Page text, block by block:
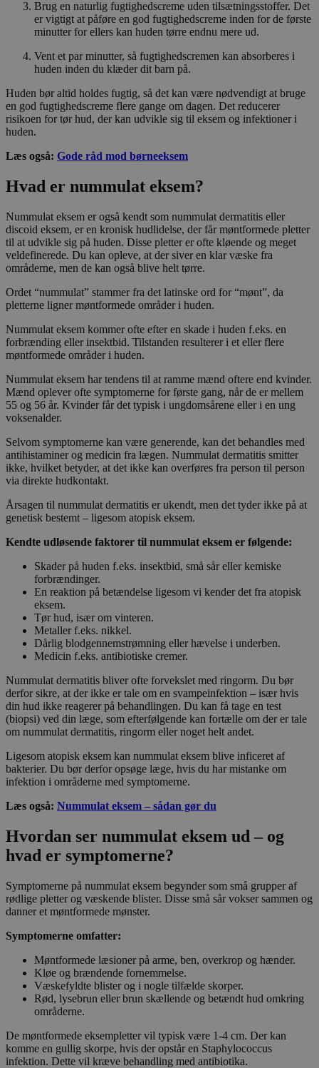
Brug en naturlig fugtighedscreme uden tilsætningsstoffer. Det
er vigtigt at påføre en god fugtighedscreme inden for de første
minutter for ellers kan huden tørre endnu mere ud.
Vent et par minutter, så fugtighedscremen kan absorberes i
huden inden du klæder dit barn på.
Huden bør altid holdes fugtig, så det kan være nødvendigt at bruge
en god fugtighedscreme flere gange om dagen. Det reducerer
risikoen for tør hud, der kan udvikle sig til eksem og infektioner i
huden.
Læs også: Gode råd mod børneeksem
Hvad er nummulat eksem?
Nummulat eksem er også kendt som nummulat dermatitis eller
discoid eksem, er en kronisk hudlidelse, der får møntformede pletter
til at udvikle sig på huden. Disse pletter er ofte kløende og meget
veldefinerede. Du kan opleve, at der siver en klar væske fra
områderne, men de kan også blive helt tørre.
Ordet “nummulat” stammer fra det latinske ord for “mønt”, da
pletterne ligner møntformede områder i huden.
Nummulat eksem kommer ofte efter en skade i huden f.eks. en
forbrænding eller insektbid. Tilstanden resulterer i et eller flere
møntformede områder i huden.
Nummulat eksem har tendens til at ramme mænd oftere end kvinder.
Mænd oplever ofte symptomerne for første gang, når de er mellem
55 og 56 år. Kvinder får det typisk i ungdomsårene eller i en ung
voksenalder.
Selvom symptomerne kan være generende, kan det behandles med
antihistaminer og medicin fra lægen. Nummulat dermatitis smitter
ikke, hvilket betyder, at det ikke kan overføres fra person til person
via direkte hudkontakt.
Årsagen til nummulat dermatitis er ukendt, men det tyder ikke på at
genetisk bestemt – ligesom atopisk eksem.
Kendte udløsende faktorer til nummulat eksem er følgende:
Skader på huden f.eks. insektbid, små sår eller kemiske
forbrændinger.
En reaktion på betændelse ligesom vi kender det fra atopisk
eksem.
Tør hud, især om vinteren.
Metaller f.eks. nikkel.
Dårlig blodgennemstrømning eller hævelse i underben.
Medicin f.eks. antibiotiske cremer.
Nummulat dermatitis bliver ofte forvekslet med ringorm. Du bør
derfor sikre, at der ikke er tale om en svampeinfektion – især hvis
din hud ikke reagerer på behandlingen. Du kan få tage en test
(biopsi) ved din læge, som efterfølgende kan fortælle om der er tale
om nummulat dermatitis, ringorm eller noget helt andet.
Ligesom atopisk eksem kan nummulat eksem blive inficeret af
bakterier. Du bør derfor opsøge læge, hvis du har mistanke om
infektion i områderne med symptomerne.
Læs også: Nummulat eksem – sådan gør du
Hvordan ser nummulat eksem ud – og
hvad er symptomerne?
Symptomerne på nummulat eksem begynder som små grupper af
rødlige pletter og væskende blister. Disse små sår vokser sammen og
danner et møntformede mønster.
Symptomerne omfatter:
Møntformede læsioner på arme, ben, overkrop og hænder.
Kløe og brændende fornemmelse.
Væskefyldte blister og i nogle tilfælde skorper.
Rød, lysebrun eller brun skællende og betændt hud omkring
områderne.
De møntformede eksempletter vil typisk være 1-4 cm. Der kan
komme en gullig skorpe, hvis der opstår en Staphylococcus
infektion. Dette vil kræve behandling med antibiotika.